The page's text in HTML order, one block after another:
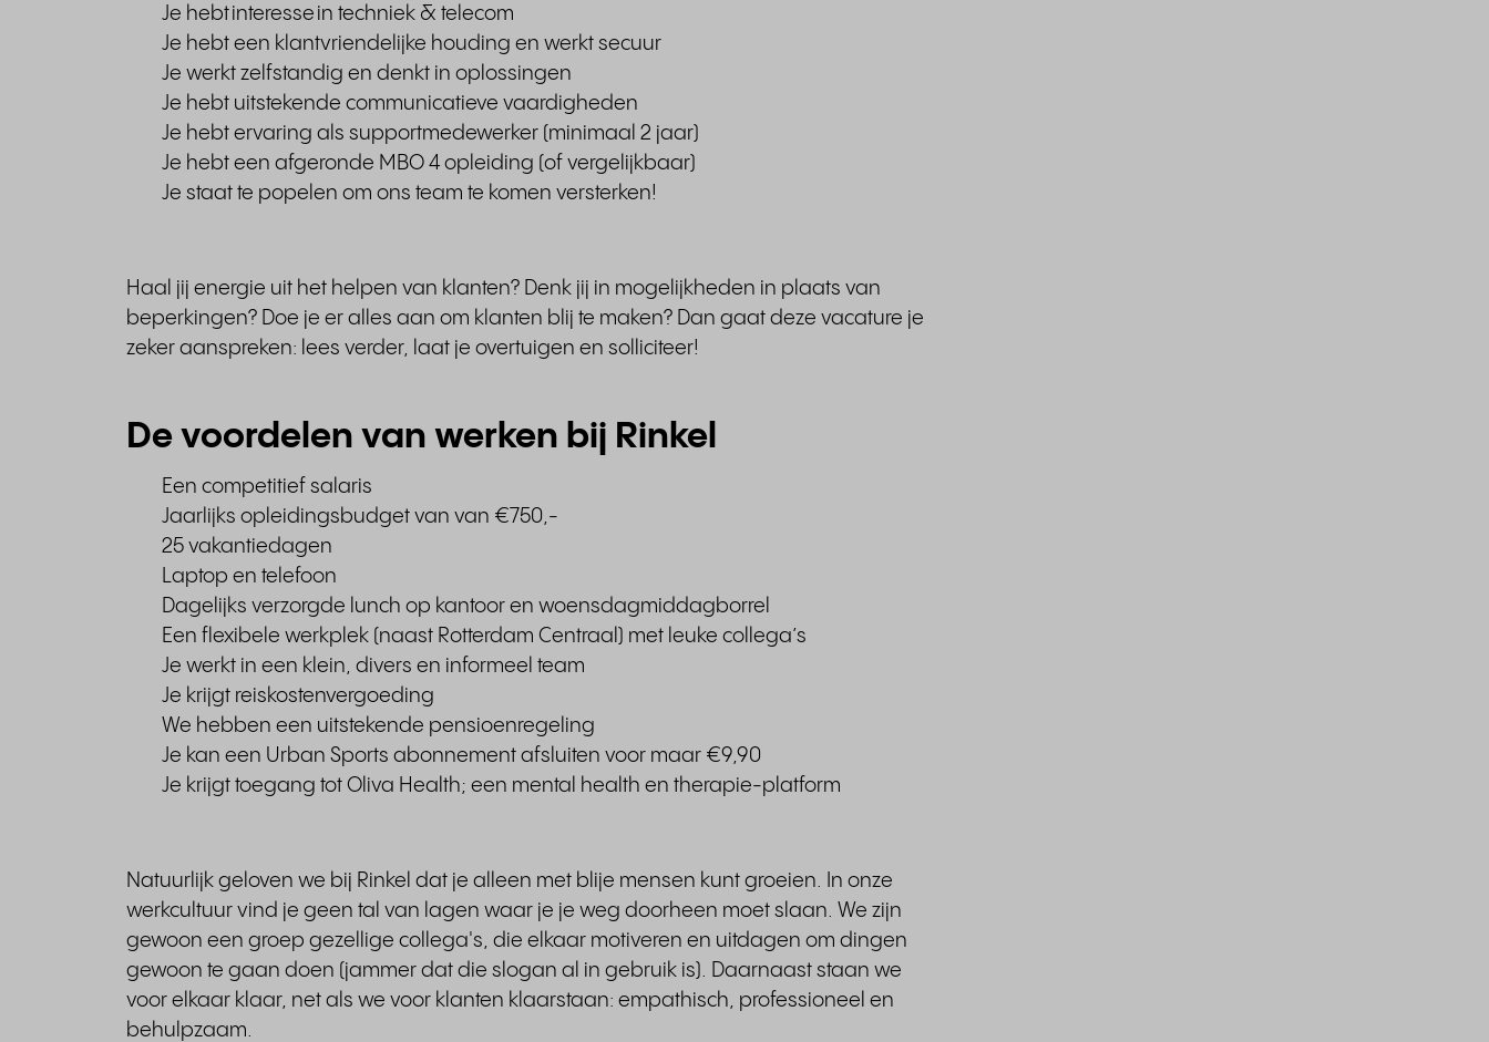
Je hebt interesse in techniek & telecom
Je hebt een klantvriendelijke houding en werkt secuur
Je werkt zelfstandig en denkt in oplossingen
Je hebt uitstekende communicatieve vaardigheden
Je hebt ervaring als supportmedewerker (minimaal 2 jaar)
Je hebt een afgeronde MBO 4 opleiding (of vergelijkbaar)
Je staat te popelen om ons team te komen versterken!
Haal jij energie uit het helpen van klanten? Denk jij in mogelijkheden in plaats van
beperkingen? Doe je er alles aan om klanten blij te maken? Dan gaat deze vacature je
zeker aanspreken: lees verder, laat je overtuigen en solliciteer!
De voordelen van werken bij Rinkel
Een competitief salaris
Jaarlijks opleidingsbudget van van €750,-
25 vakantiedagen
Laptop en telefoon
Dagelijks verzorgde lunch op kantoor en woensdagmiddagborrel
Een flexibele werkplek (naast Rotterdam Centraal) met leuke collega’s
Je werkt in een klein, divers en informeel team
Je krijgt reiskostenvergoeding
We hebben een uitstekende pensioenregeling
Je kan een Urban Sports abonnement afsluiten voor maar €9,90
Je krijgt toegang tot Oliva Health; een mental health en therapie-platform
Natuurlijk geloven we bij Rinkel dat je alleen met blije mensen kunt groeien. In onze
werkcultuur vind je geen tal van lagen waar je je weg doorheen moet slaan. We zijn
gewoon een groep gezellige collega's, die elkaar motiveren en uitdagen om dingen
gewoon te gaan doen (jammer dat die slogan al in gebruik is). Daarnaast staan we
voor elkaar klaar, net als we voor klanten klaarstaan: empathisch, professioneel en
behulpzaam.